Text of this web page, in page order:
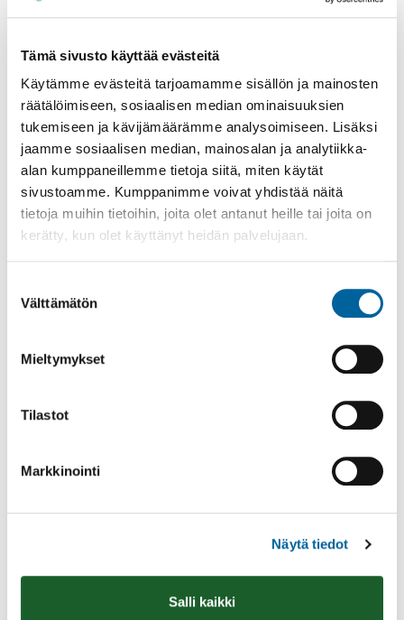
Tämä sivusto käyttää evästeitä
Käytämme evästeitä tarjoamamme sisällön ja mainosten
räätälöimiseen, sosiaalisen median ominaisuuksien
tukemiseen ja kävijämäärämme analysoimiseen. Lisäksi
jaamme sosiaalisen median, mainosalan ja analytiikka-
alan kumppaneillemme tietoja siitä, miten käytät
sivustoamme. Kumppanimme voivat yhdistää näitä
tietoja muihin tietoihin, joita olet antanut heille tai joita on
kerätty, kun olet käyttänyt heidän palvelujaan.
valinta
Välttämätön
Mieltymykset
Tilastot
Markkinointi
Näytä tiedot
Salli kaikki
Poistomyynti kirjaston aukioloaikana
03.06.2026-31.08.2026
Poppelikatu 10
Lue lisää
Vatulanharjun Vestivaalit
08.08.2026 10:00-16:00